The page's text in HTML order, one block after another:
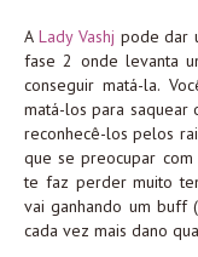
A Lady Vashj pode dar
fase 2 onde levanta
conseguir matá-la.
matá-los para saquear
reconhecê-los pelos
que se preocupar com
te faz perder muito
vai ganhando um buff
cada vez mais dano